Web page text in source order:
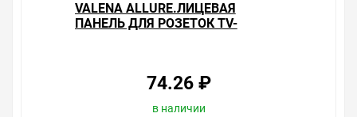
VALENA ALLURE.ЛИЦЕВАЯ
ПАНЕЛЬ ДЛЯ РОЗЕТОК TV-
74.26 ₽
в наличии